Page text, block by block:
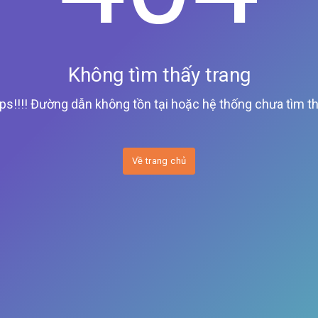
Không tìm thấy trang
Đường dẫn không tồn tại hoặc hệ thống chưa tìm
Về trang chủ